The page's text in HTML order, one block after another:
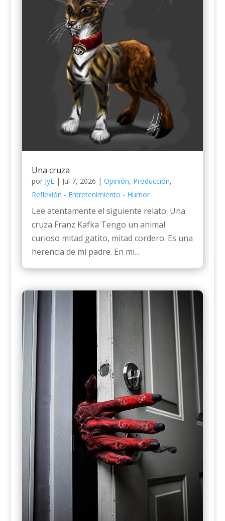
Una cruza
por JyE| Jul 7, 2026 | Opinión, Producción,
Reflexión - Entretenimiento - Humor
Lee atentamente el siguiente relato: Una
cruza Franz Kafka Tengo un animal
curioso mitad gatito, mitad cordero. Es una
herencia de mi padre. En mi...